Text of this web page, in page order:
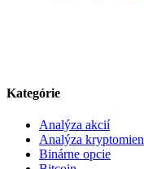
Kategórie
Analýza akcií
Analýza kryptomien
Binárne opcie